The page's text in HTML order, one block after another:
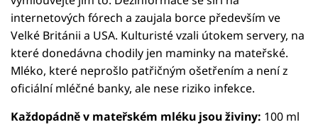
internetových fórech a zaujala borce především ve
Velké Británii a USA. Kulturisté vzali útokem servery, na
které donedávna chodily jen maminky na mateřské.
Mléko, které neprošlo patřičným ošetřením a není z
oficiální mléčné banky, ale nese riziko infekce.
Každopádně v mateřském mléku jsou živiny: 100 ml